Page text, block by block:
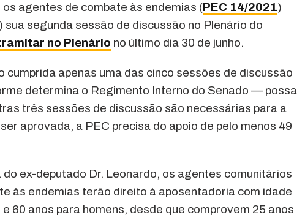
agentes de combate às endemias (PEC 14/2021)
segunda sessão de discussão no Plenário do
no Plenário no último dia 30 de junho.
cumprida apenas uma das cinco sessões de discussão
determina o Regimento Interno do Senado — possa
três sessões de discussão são necessárias para a
aprovada, a PEC precisa do apoio de pelo menos 49
ex-deputado Dr. Leonardo, os agentes comunitários
às endemias terão direito à aposentadoria com idade
60 anos para homens, desde que comprovem 25 anos